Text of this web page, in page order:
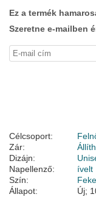
Ez a termék
Szeretne e-mailben
Célcsoport:
Zár:
Dizájn:
Napellenző:
ívelt
Szín:
Állapot:
Új;